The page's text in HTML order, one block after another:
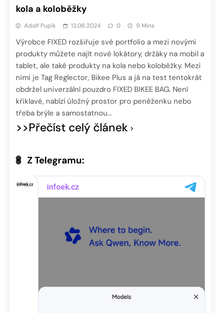
kola a koloběžky
Adolf Pupík 13.06.2024 0 9 Mins
Výrobce FIXED rozšiřuje své portfolio a mezi novými
produkty můžete najít nové lokátory, držáky na mobil a
tablet, ale také produkty na kola nebo koloběžky. Mezi
nimi je Tag Reglector, Bikee Plus a já na test tentokrát
obdržel univerzální pouzdro FIXED BIKEE BAG. Není
křiklavé, nabízí úložný prostor pro peněženku nebo
třeba brýle a samostatnou…
>>Přečíst celý článek
Z Telegramu: